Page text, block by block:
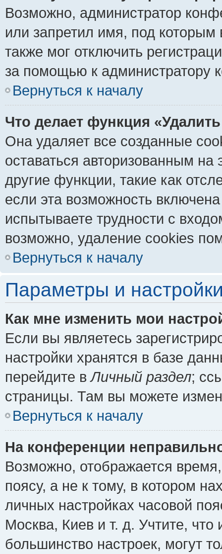
Возможно, администратор
или запретил имя, под которым
также мог отключить
за помощью к администратору
Вернуться к началу
Что делает функция
Она удаляет все созданные
оставаться авторизованным
другие функции, такие как
если эта возможность
испытываете трудности с
возможно, удаление cookies
Вернуться к началу
Параметры и
Как мне изменить мои
Если вы являетесь
настройки хранятся в базе
перейдите вЛичный раздел;
страницы. Там вы можете
Вернуться к началу
На конференции
Возможно, отображается
поясу, а не к тому, в котором
личных настройках часовой
Москва, Киев и т. д. Учтите, что
большинство настроек, могут